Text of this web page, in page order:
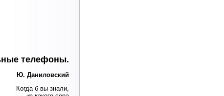
телефоны.
Ю. Даниловский
Когда б вы знали,